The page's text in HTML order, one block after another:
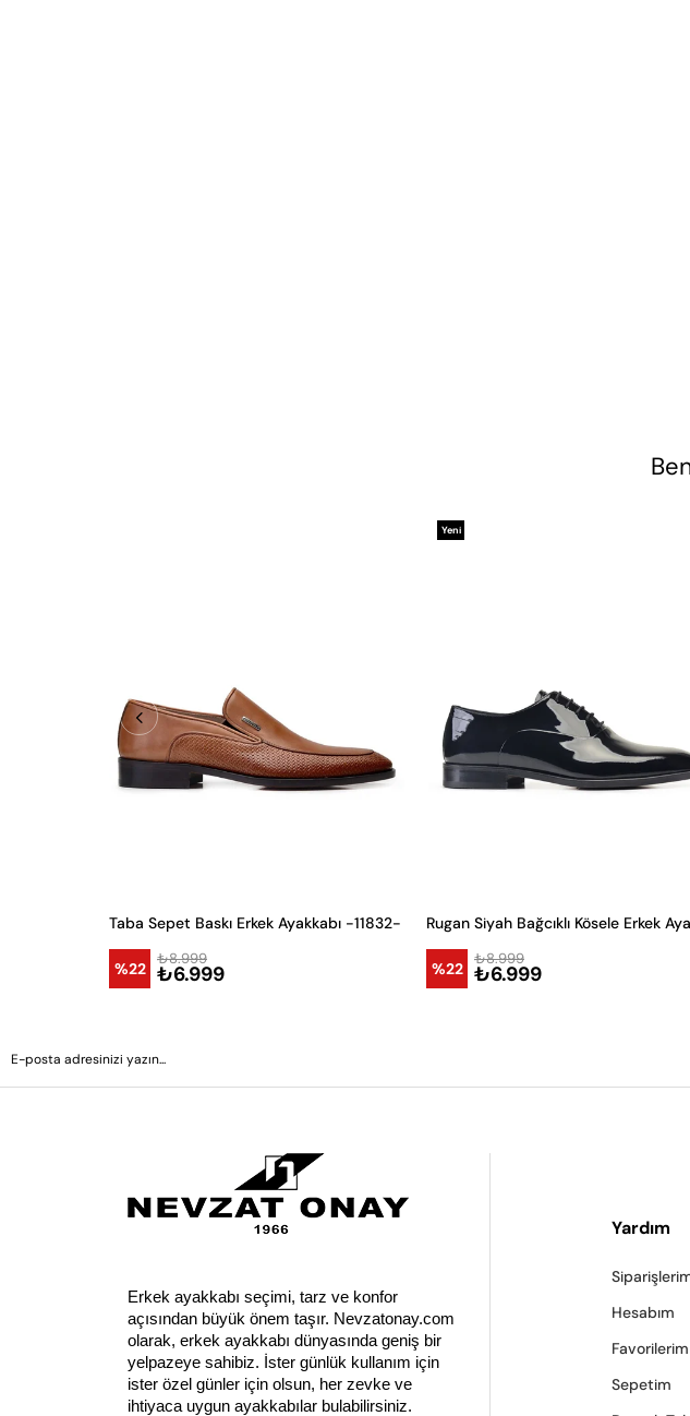
Taba Sepet Baskı Erkek Ayakkabı -11832-
%22 ₺6.999
₺8.999
%22 ₺6.999
₺8.999
Yeni
Erkek ayakkabı seçimi, tarz ve konfor
açısından büyük önem taşır. Nevzatonay.com
olarak, erkek ayakkabı dünyasında geniş bir
yelpazeye sahibiz. İster günlük kullanım için
ister özel günler için olsun, her zevke ve
ihtiyaca uygun ayakkabılar bulabilirsiniz.
Yardım
Hesabım
Favorilerim
Sepetim